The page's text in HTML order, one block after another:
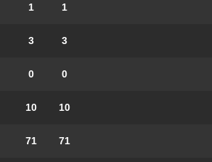
1
1
3
3
0
0
10
10
71
71